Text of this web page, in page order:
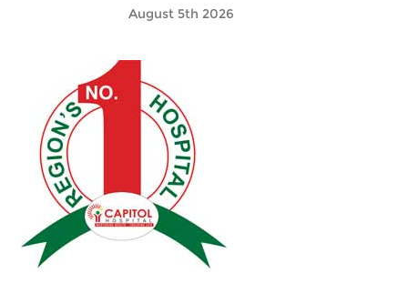
August 5th 2026